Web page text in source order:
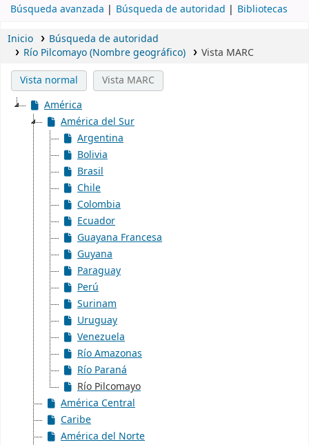
Búsqueda avanzada Búsqueda de autoridad Bibliotecas
Inicio
Búsqueda de autoridad
Río Pilcomayo (Nombre geográfico)
Vista MARC
Vista normal
Vista MARC
América
América del Sur
Argentina
Bolivia
Brasil
Chile
Colombia
Ecuador
Guayana Francesa
Guyana
Paraguay
Perú
Surinam
Uruguay
Venezuela
Río Amazonas
Río Paraná
Río Pilcomayo
América Central
Caribe
América del Norte